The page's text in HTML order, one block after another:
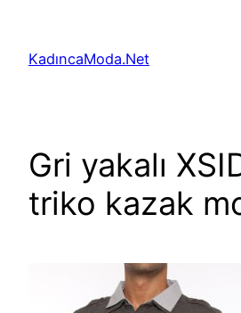
KadıncaModa.Net
Gri yakalı
triko kazak